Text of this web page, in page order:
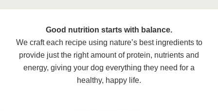
Good nutrition starts with balance.
We craft each recipe using nature’s best ingredients to
provide just the right amount of protein, nutrients and
energy, giving your dog everything they need for a
healthy, happy life.